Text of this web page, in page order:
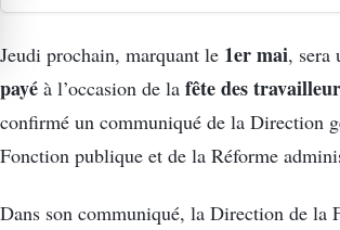
Jeudi prochain, marquant le 1er mai, sera
payé à l’occasion de la fête des
confirmé un communiqué de la Direction
Fonction publique et de la Réforme
Dans son communiqué, la Direction de la